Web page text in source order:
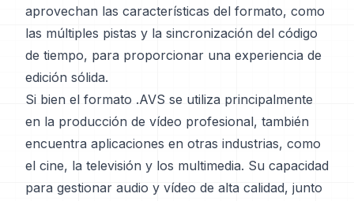
aprovechan las características del formato, como
las múltiples pistas y la sincronización del código
de tiempo, para proporcionar una experiencia de
edición sólida.
Si bien el formato .AVS se utiliza principalmente
en la producción de vídeo profesional, también
encuentra aplicaciones en otras industrias, como
el cine, la televisión y los multimedia. Su capacidad
para gestionar audio y vídeo de alta calidad, junto